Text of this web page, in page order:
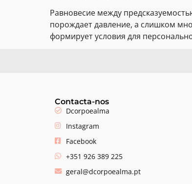
Равновесие между
порождает давление, а слишком
формирует условия для
Contacta-nos
Dcorpoealma
Instagram
Facebook
+351 926 389 225
geral@dcorpoealma.pt